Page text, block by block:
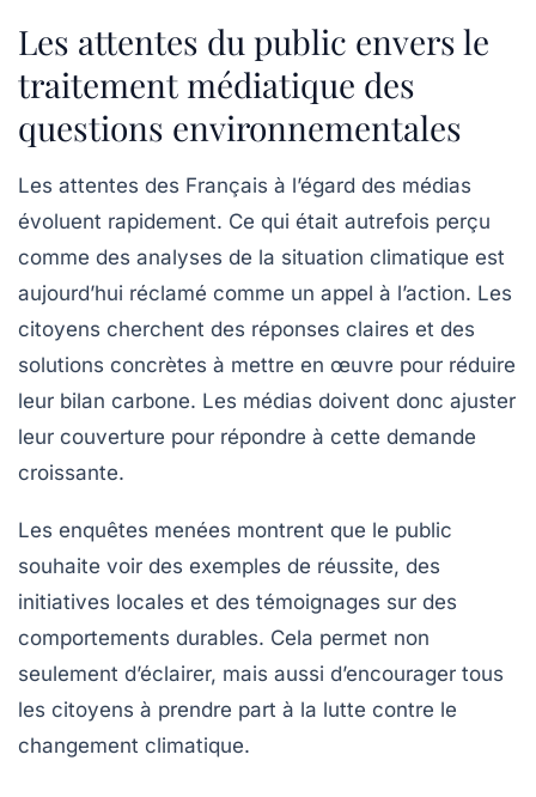
Les attentes du public envers le
traitement médiatique des
questions environnementales
Les attentes des Français à l’égard des médias
évoluent rapidement. Ce qui était autrefois perçu
comme des analyses de la situation climatique est
aujourd’hui réclamé comme un appel à l’action. Les
citoyens cherchent des réponses claires et des
solutions concrètes à mettre en œuvre pour réduire
leur bilan carbone. Les médias doivent donc ajuster
leur couverture pour répondre à cette demande
croissante.
Les enquêtes menées montrent que le public
souhaite voir des exemples de réussite, des
initiatives locales et des témoignages sur des
comportements durables. Cela permet non
seulement d’éclairer, mais aussi d’encourager tous
les citoyens à prendre part à la lutte contre le
changement climatique.